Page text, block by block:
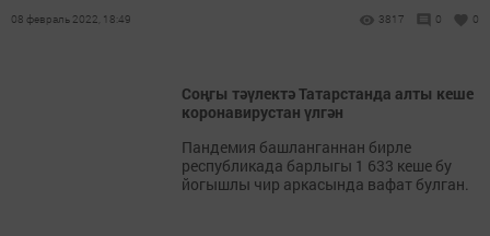
08 февраль 2022, 18:49 3817 0 0
Соңгы тәүлектә Татарстанда алты кеше
коронавирустан үлгән
Пандемия башланганнан бирле
республикада барлыгы 1 633 кеше бу
йогышлы чир аркасында вафат булган.